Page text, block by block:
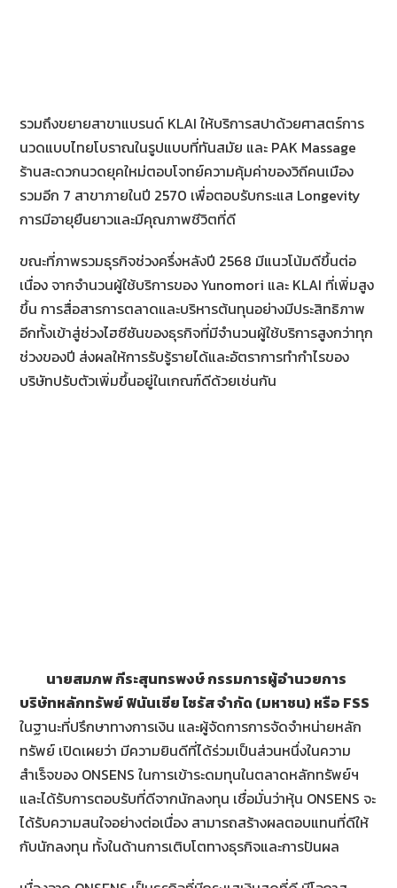
รวมถึงขยายสาขาแบรนด์ KLAI ให้บริการสปาด้วยศาสตร์การ
นวดแบบไทยโบราณในรูปแบบที่ทันสมัย และ PAK Massage
ร้านสะดวกนวดยุคใหม่ตอบโจทย์ความคุ้มค่าของวิถีคนเมือง
รวมอีก 7 สาขาภายในปี 2570 เพื่อตอบรับกระแส Longevity
การมีอายุยืนยาวและมีคุณภาพชีวิตที่ดี
ขณะที่ภาพรวมธุรกิจช่วงครึ่งหลังปี 2568 มีแนวโน้มดีขึ้นต่อ
เนื่อง จากจำนวนผู้ใช้บริการของ Yunomori และ KLAI ที่เพิ่มสูง
ขึ้น การสื่อสารการตลาดและบริหารต้นทุนอย่างมีประสิทธิภาพ
อีกทั้งเข้าสู่ช่วงไฮซีซันของธุรกิจที่มีจำนวนผู้ใช้บริการสูงกว่าทุก
ช่วงของปี ส่งผลให้การรับรู้รายได้และอัตราการทำกำไรของ
บริษัทปรับตัวเพิ่มขึ้นอยู่ในเกณฑ์ดีด้วยเช่นกัน
นายสมภพ กีระสุนทรพงษ์ กรรมการผู้อำนวยการ
บริษัทหลักทรัพย์ ฟินันเซีย ไซรัส จำกัด (มหาชน) หรือ FSS
ในฐานะที่ปรึกษาทางการเงิน และผู้จัดการการจัดจำหน่ายหลัก
ทรัพย์ เปิดเผยว่า มีความยินดีที่ได้ร่วมเป็นส่วนหนึ่งในความ
สำเร็จของ ONSENS ในการเข้าระดมทุนในตลาดหลักทรัพย์ฯ
และได้รับการตอบรับที่ดีจากนักลงทุน เชื่อมั่นว่าหุ้น ONSENS จะ
ได้รับความสนใจอย่างต่อเนื่อง สามารถสร้างผลตอบแทนที่ดีให้
กับนักลงทุน ทั้งในด้านการเติบโตทางธุรกิจและการปันผล